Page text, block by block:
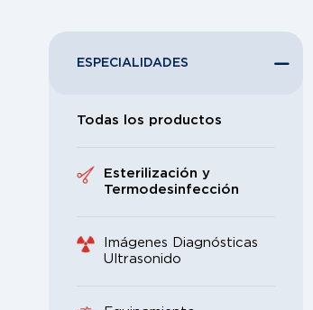
ESPECIALIDADES
Todas los productos
Esterilización y
Termodesinfección
Imágenes Diagnósticas
Ultrasonido